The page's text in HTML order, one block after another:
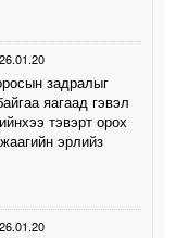
задралыг
яагаад гэвэл
тэвэрт орох
эрлийз